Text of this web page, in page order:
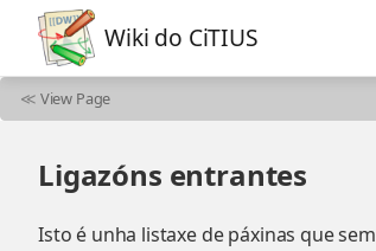
Wiki do CiTIUS
≪ View Page
Ligazóns entrantes
Isto é unha listaxe de páxinas que